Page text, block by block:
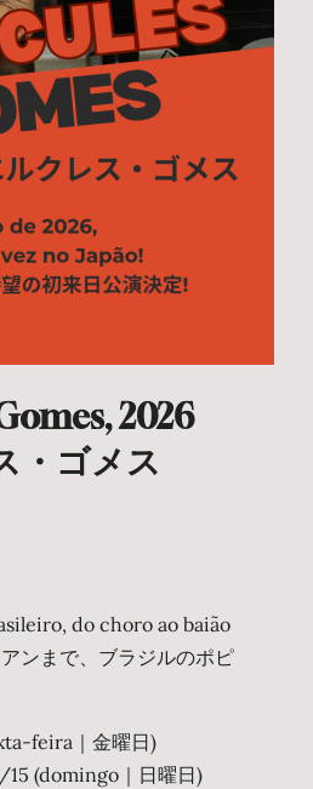
2026
・ゴメス
do choro ao baião
ンまで、ブラジルのポピ
feira｜金曜日)
15 (domingo｜日曜日)